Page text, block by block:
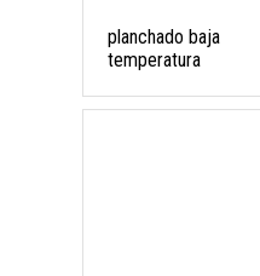
planchado baja
temperatura